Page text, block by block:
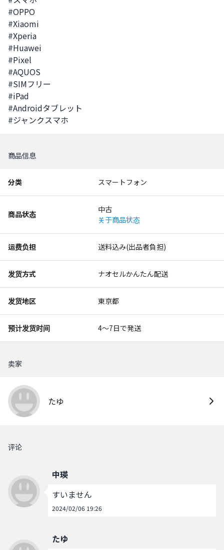
#OPPO
#Xiaomi
#Xperia
#Huawei
#Pixel
#AQUOS
#SIMフリー
#iPad
#Androidタブレット
#ジャンクスマホ
商品信息
分类 スマートフォン
商品状态
中古
关于商品状态
运费负担 送料込み(出品者負担)
发货方式 ナオセルかんたん配送
发货地区 東京都
预计发货时间 4〜7日で発送
卖家
たゆ
评论
中瑛
すいません
2024/02/06 19:26
たゆ